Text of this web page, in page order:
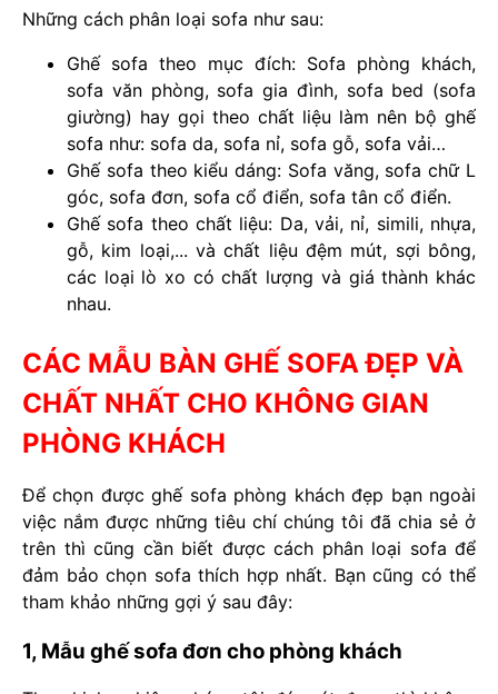
Những cách phân loại sofa như sau:
Ghế sofa theo mục đích: Sofa phòng khách,
sofa văn phòng, sofa gia đình, sofa bed (sofa
giường) hay gọi theo chất liệu làm nên bộ ghế
sofa như: sofa da, sofa nỉ, sofa gỗ, sofa vải…
Ghế sofa theo kiểu dáng: Sofa văng, sofa chữ L
góc, sofa đơn, sofa cổ điển, sofa tân cổ điển.
Ghế sofa theo chất liệu: Da, vải, nỉ, simili, nhựa,
gỗ, kim loại,... và chất liệu đệm mút, sợi bông,
các loại lò xo có chất lượng và giá thành khác
nhau.
CÁC MẪU BÀN GHẾ SOFA ĐẸP VÀ
CHẤT NHẤT CHO KHÔNG GIAN
PHÒNG KHÁCH
Để chọn được ghế sofa phòng khách đẹp bạn ngoài
việc nắm được những tiêu chí chúng tôi đã chia sẻ ở
trên thì cũng cần biết được cách phân loại sofa để
đảm bảo chọn sofa thích hợp nhất. Bạn cũng có thể
tham khảo những gợi ý sau đây:
1, Mẫu ghế sofa đơn cho phòng khách